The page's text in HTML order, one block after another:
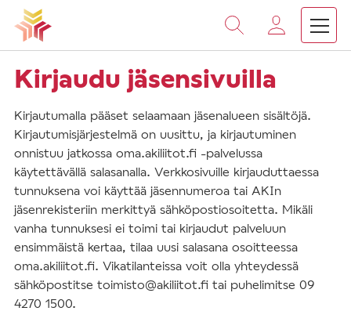
Vieritä
sisältöön
Kirjaudu jäsensivuilla
Kirjautumalla pääset selaamaan jäsenalueen sisältöjä.
Kirjautumisjärjestelmä on uusittu, ja kirjautuminen
onnistuu jatkossa oma.akiliitot.fi -palvelussa
käytettävällä salasanalla. Verkkosivuille kirjauduttaessa
tunnuksena voi käyttää jäsennumeroa tai AKIn
jäsenrekisteriin merkittyä sähköpostiosoitetta. Mikäli
vanha tunnuksesi ei toimi tai kirjaudut palveluun
ensimmäistä kertaa, tilaa uusi salasana osoitteessa
oma.akiliitot.fi. Vikatilanteissa voit olla yhteydessä
sähköpostitse toimisto@akiliitot.fi tai puhelimitse 09
4270 1500.